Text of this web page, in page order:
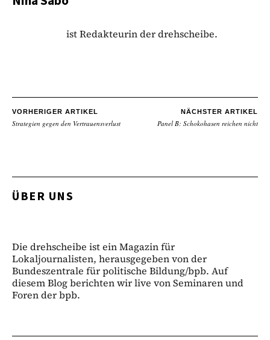
ist Redakteurin der drehscheibe.
VORHERIGER ARTIKEL
Strategien gegen den Vertrauensverlust
NÄCHSTER ARTIKEL
Panel B: Schokohasen reichen nicht
ÜBER UNS
Die drehscheibe ist ein Magazin für
Lokaljournalisten, herausgegeben von der
Bundeszentrale für politische Bildung/bpb. Auf
diesem Blog berichten wir live von Seminaren und
Foren der bpb.